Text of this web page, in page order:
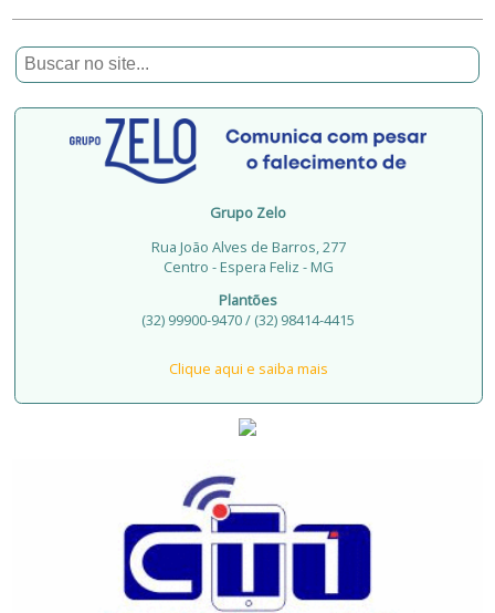
Grupo Zelo
Rua João Alves de Barros, 277
Centro - Espera Feliz - MG
Plantões
(32) 99900-9470 / (32) 98414-4415
Clique aqui e saiba mais